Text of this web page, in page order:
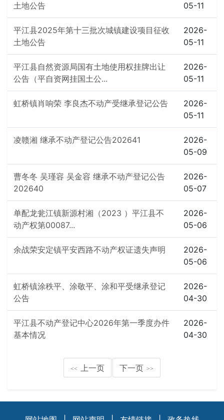
土地公告
05-11
平江县2025年第十三批次城镇建设项目征收
土地公告
2026-
05-11
平江县自然资源局国有土地使用权挂牌出让
公告（平自资网挂国土公...
2026-
05-11
虹桥镇肖响荣 李良杰不动产受继承登记公告
2026-
05-11
凌赣湘 继承不动产登记公告202641
2026-
05-09
曹冬冬 吴瑾容 吴金容 继承不动产登记公告
202640
2026-
05-07
单配龙瓮江镇新源村湘（2023 ）平江县不
动产权第00087...
2026-
05-06
余战荣安定镇平安西路不动产权证遗失声明
2026-
05-06
虹桥镇涂秩平、涂敬平、涂和平受继承登记
公告
2026-
04-30
平江县不动产登记中心2026年第一季度办件
基本情况
2026-
04-30
<< 上一页 下一页 >>